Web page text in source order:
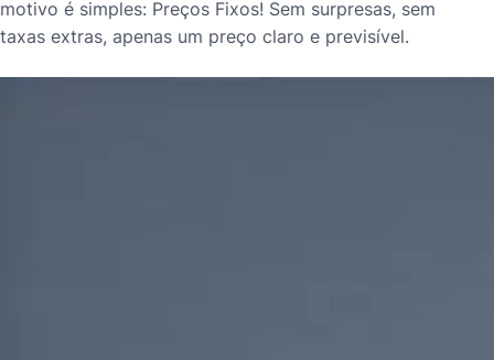
motivo é simples: Preços Fixos! Sem surpresas, sem
taxas extras, apenas um preço claro e previsível.